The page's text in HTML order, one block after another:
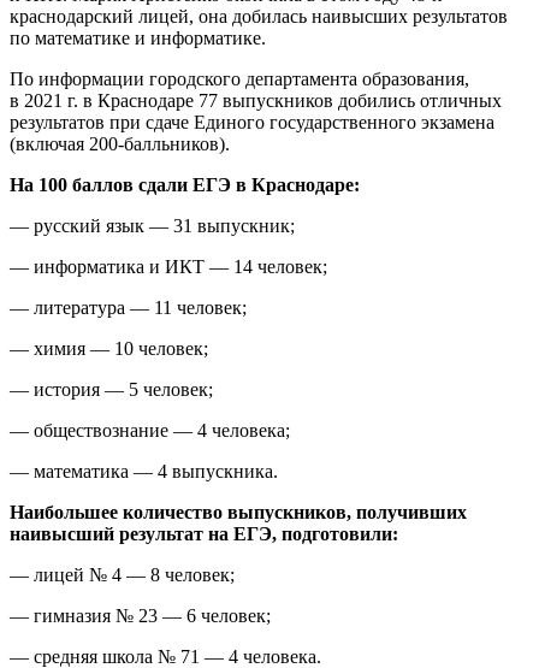
краснодарский лицей, она добилась наивысших результатов
по математике и информатике.
По информации городского департамента образования,
в 2021 г. в Краснодаре 77 выпускников добились отличных
результатов при сдаче Единого государственного экзамена
(включая 200-балльников).
На 100 баллов сдали ЕГЭ в Краснодаре:
— русский язык — 31 выпускник;
— информатика и ИКТ — 14 человек;
— литература — 11 человек;
— химия — 10 человек;
— история — 5 человек;
— обществознание — 4 человека;
— математика — 4 выпускника.
Наибольшее количество выпускников, получивших
наивысший результат на ЕГЭ, подготовили:
— лицей № 4 — 8 человек;
— гимназия № 23 — 6 человек;
— средняя школа № 71 — 4 человека.